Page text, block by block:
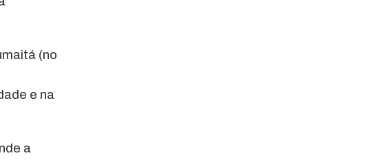
(no
e na
a